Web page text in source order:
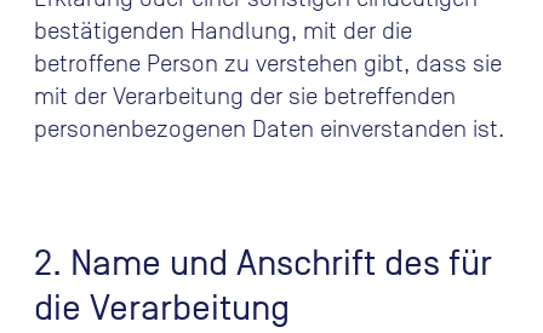
bestätigenden Handlung, mit der die
betroffene Person zu verstehen gibt, dass sie
mit der Verarbeitung der sie betreffenden
personenbezogenen Daten einverstanden ist.
2. Name und Anschrift des für
die Verarbeitung